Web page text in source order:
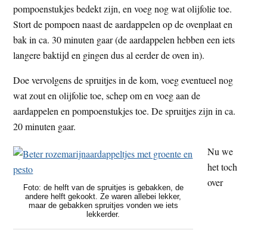
pompoenstukjes bedekt zijn, en voeg nog wat olijfolie toe.
Stort de pompoen naast de aardappelen op de ovenplaat en
bak in ca. 30 minuten gaar (de aardappelen hebben een iets
langere baktijd en gingen dus al eerder de oven in).
Doe vervolgens de spruitjes in de kom, voeg eventueel nog
wat zout en olijfolie toe, schep om en voeg aan de
aardappelen en pompoenstukjes toe. De spruitjes zijn in ca.
20 minuten gaar.
Foto: de helft van de spruitjes is gebakken, de
andere helft gekookt. Ze waren allebei lekker,
maar de gebakken spruitjes vonden we iets
lekkerder.
Nu we
het toch
over